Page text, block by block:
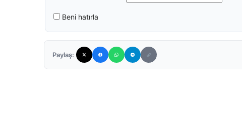
Beni hatırla
Paylaş: